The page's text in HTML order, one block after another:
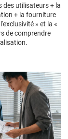
des utilisateurs + la
+ la fourniture
» et la «
de comprendre